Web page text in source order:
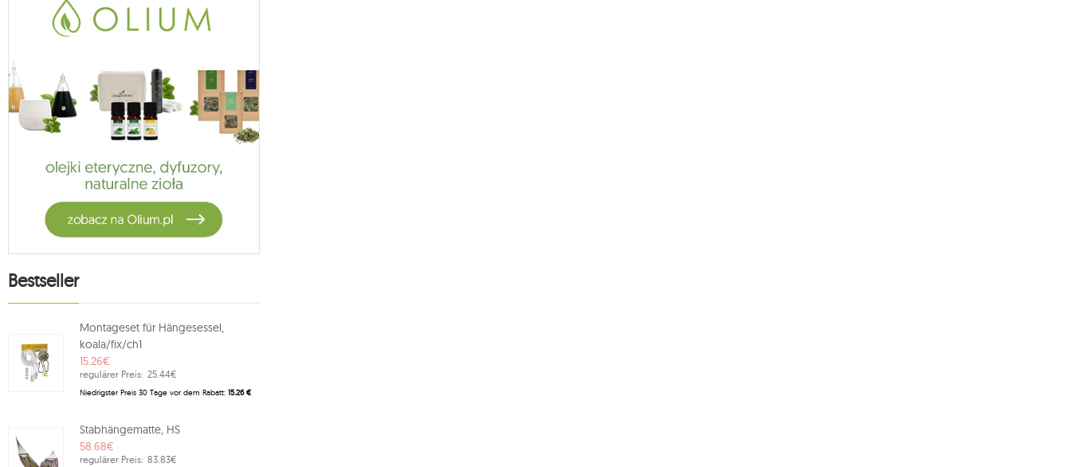
Bestseller
Montageset für Hängesessel,
koala/fix/ch1
15.26€
regulärer Preis: 25.44€
Niedrigster Preis 30 Tage vor dem Rabatt: 15.26 €
Stabhängematte, HS
58.68€
regulärer Preis: 83.83€